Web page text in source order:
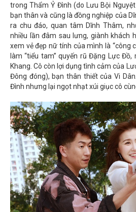
trong Thẩm Ỷ Đình (do Lưu Bội
bạn thân và cũng là đồng nghiệp của
ra chu đáo, quan tâm Dĩnh Thâm,
nhiều lần đâm sau lưng, giành khách
xem vẻ đẹp nữ tính của mình là “công
làm “tiểu tam” quyến rũ Đặng Lực
Khang. Cô còn lợi dụng tình cảm của
Đông đóng), bạn thân thiết của Vi
Đình nhưng lại ngọt nhạt xúi giục cô